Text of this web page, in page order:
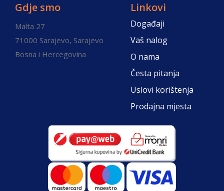
Gdje smo
Malta 27
71000 Sarajevo, Sarajevo
Bosna i Hercegovina
Linkovi
Događaji
Vaš nalog
O nama
Česta pitanja
Uslovi korištenja
Prodajna mjesta